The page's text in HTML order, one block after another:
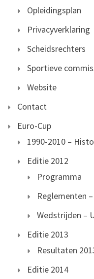
Opleidingsplan
Privacyverklaring
Scheidsrechters
Sportieve
Website
Contact
Euro-Cup
1990-2010 –
Editie 2012
Programma
Reglementen
Wedstrijden –
Editie 2013
Resultaten
Editie 2014